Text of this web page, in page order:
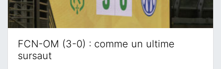
FCN-OM (3-0) : comme un ultime
sursaut